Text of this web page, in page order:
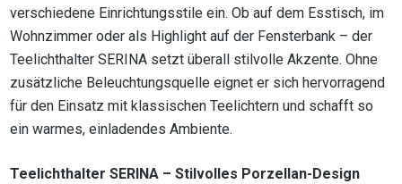
verschiedene Einrichtungsstile ein. Ob auf dem Esstisch, im
Wohnzimmer oder als Highlight auf der Fensterbank – der
Teelichthalter SERINA setzt überall stilvolle Akzente. Ohne
zusätzliche Beleuchtungsquelle eignet er sich hervorragend
für den Einsatz mit klassischen Teelichtern und schafft so
ein warmes, einladendes Ambiente.
Teelichthalter SERINA – Stilvolles Porzellan-Design